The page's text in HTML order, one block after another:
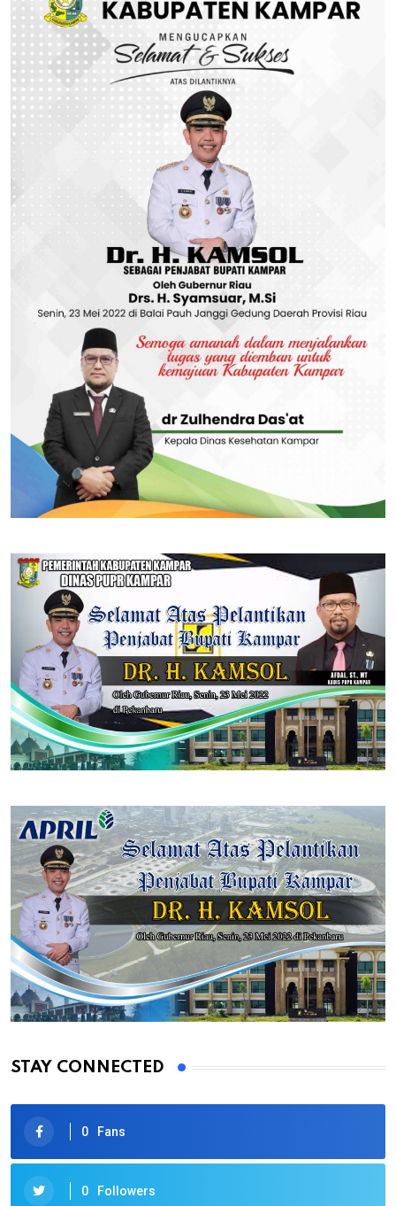
STAY CONNECTED
0 Fans
0 Followers